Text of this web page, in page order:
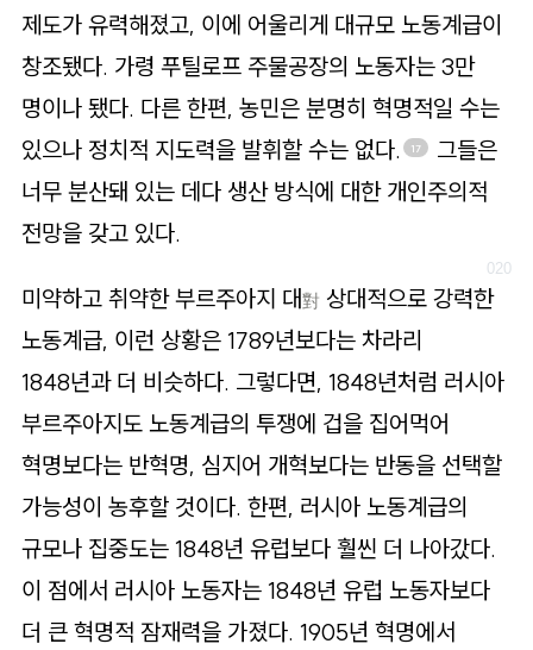
제도가 유력해졌고, 이에 어울리게 대규모 노동계급이
창조됐다. 가령 푸틸로프 주물공장의 노동자는 3만
명이나 됐다. 다른 한편, 농민은 분명히 혁명적일 수는
있으나 정치적 지도력을 발휘할 수는 없다.
17
그들은
너무 분산돼 있는 데다 생산 방식에 대한 개인주의적
전망을 갖고 있다.
미약하고 취약한 부르주아지 대對 상대적으로 강력한
노동계급, 이런 상황은 1789년보다는 차라리
1848년과 더 비슷하다. 그렇다면, 1848년처럼 러시아
부르주아지도 노동계급의 투쟁에 겁을 집어먹어
혁명보다는 반혁명, 심지어 개혁보다는 반동을 선택할
가능성이 농후할 것이다. 한편, 러시아 노동계급의
규모나 집중도는 1848년 유럽보다 훨씬 더 나아갔다.
이 점에서 러시아 노동자는 1848년 유럽 노동자보다
더 큰 혁명적 잠재력을 가졌다. 1905년 혁명에서